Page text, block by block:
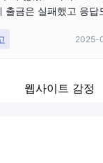
출금은 실패했고 응답
2025-
웹사이트 감정